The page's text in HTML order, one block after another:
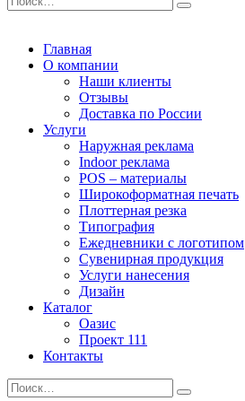
Главная
О компании
Наши клиенты
Отзывы
Доставка по России
Услуги
Наружная реклама
Indoor реклама
POS – материалы
Широкоформатная печать
Плоттерная резка
Типография
Ежедневники с логотипом
Сувенирная продукция
Услуги нанесения
Дизайн
Каталог
Оазис
Проект 111
Контакты